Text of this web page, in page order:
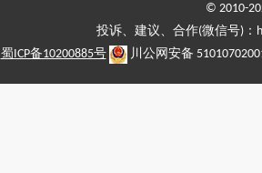
© 2010-
投诉、建议、合作(微信号)
蜀ICP备10200885号
川公网安备